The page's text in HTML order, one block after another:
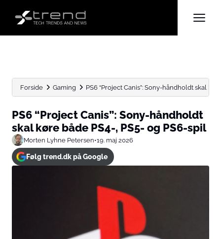
Forside Gaming PS6 “Project Canis”: Sony-håndholdt skal
PS6 “Project Canis”: Sony-håndholdt
skal køre både PS4-, PS5- og PS6-spil
Morten Lyhne Petersen•19. maj 2026
Følg trend.dk på Google